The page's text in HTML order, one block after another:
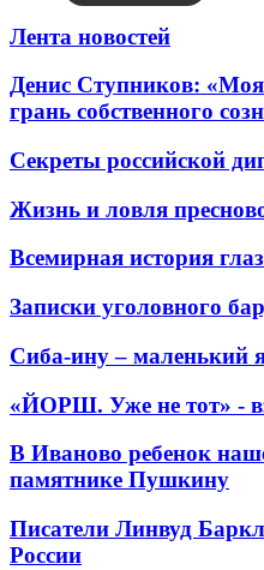
Лента новостей
Денис Ступников:
грань собственного
Секреты российской
Жизнь и ловля
Всемирная история
Записки уголовного
Сиба-ину – маленький
«ЙОРШ. Уже не тот» -
В Иваново ребенок
памятнике Пушкину
Писатели Линвуд
России